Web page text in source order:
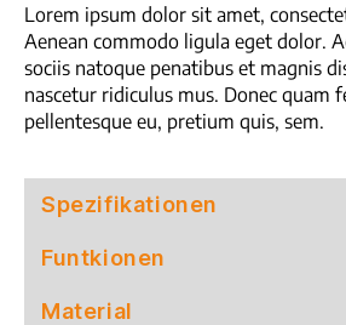
Lorem ipsum dolor sit amet,
Aenean commodo ligula eget dolor.
sociis natoque penatibus et magnis
nascetur ridiculus mus. Donec quam
pellentesque eu, pretium quis, sem.
Spezifikationen
Funtkionen
Material